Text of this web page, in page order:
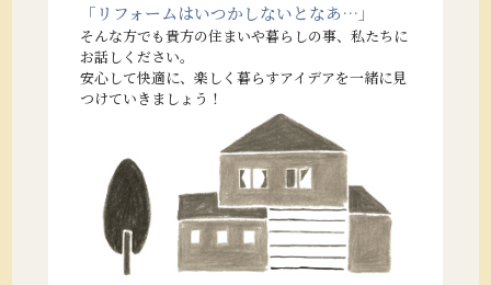
「リフォームはいつかしないとなあ…」
そんな方でも貴方の住まいや暮らしの事、私たちに
お話しください。
安心して快適に、楽しく暮らすアイデアを一緒に見
つけていきましょう！